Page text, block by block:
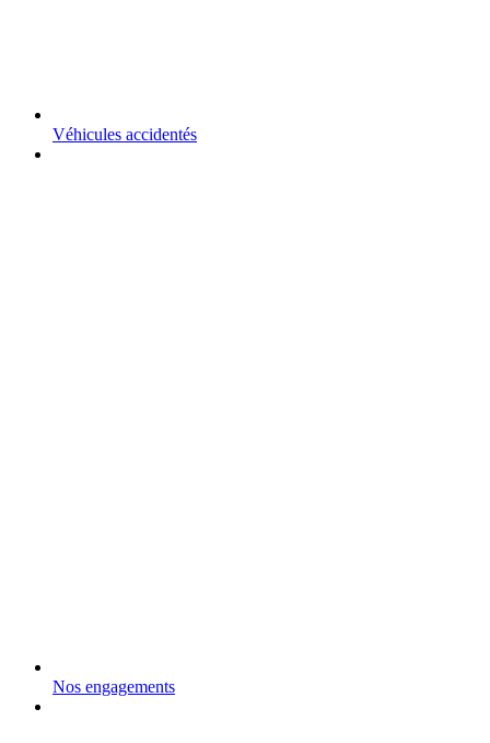
Véhicules accidentés
Nos engagements